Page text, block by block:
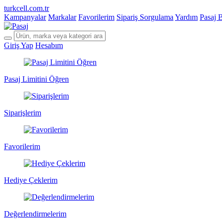
turkcell.com.tr
Kampanyalar Markalar Favorilerim Sipariş Sorgulama Yardım Pasaj
Giriş Yap Hesabım
Pasaj Limitini Öğren
Siparişlerim
Favorilerim
Hediye Çeklerim
Değerlendirmelerim